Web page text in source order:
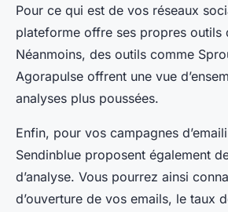
Pour ce qui est de vos réseaux
plateforme offre ses propres outils
Néanmoins, des outils comme
Agorapulse offrent une vue
analyses plus poussées.
Enfin, pour vos campagnes
Sendinblue proposent également
d’analyse. Vous pourrez ainsi
d’ouverture de vos emails, le taux